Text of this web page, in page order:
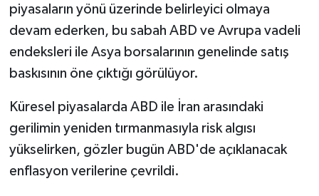
piyasaların yönü üzerinde belirleyici olmaya
devam ederken, bu sabah ABD ve Avrupa vadeli
endeksleri ile Asya borsalarının genelinde satış
baskısının öne çıktığı görülüyor.
Küresel piyasalarda ABD ile İran arasındaki
gerilimin yeniden tırmanmasıyla risk algısı
yükselirken, gözler bugün ABD'de açıklanacak
enflasyon verilerine çevrildi.